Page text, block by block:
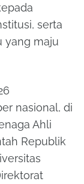
serta
yang maju
nasional, di
Ahli
Republik